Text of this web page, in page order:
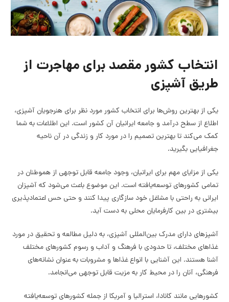
انتخاب کشور مقصد برای مهاجرت از
طریق آشپزی
یکی از بهترین روش‌ها برای انتخاب کشور مورد نظر برای هنرجویان آشپزی،
اطلاع از سطح درآمد و جامعه ایرانیان آن کشور است. این اطلاعات به شما
کمک می‌کند تا بهترین تصمیم را در مورد کار و زندگی در آن ناحیه
جغرافیایی بگیرید.
یکی از مزایای مهم برای ایرانیان، وجود جامعه قابل توجهی از هموطنان در
تمامی کشورهای توسعه‌یافته است. این موضوع باعث می‌شود که آشپزان
ایرانی به راحتی با مشاغل خود سازگاری پیدا کنند و حتی حس اعتمادپذیری
بیشتری در بین کارفرمایان محلی به دست آید.
آشپزهای دارای مدرک بین‌المللی آشپزی، به دلیل مطالعه و تحقیق در مورد
غذاهای مختلف، تا حدودی با فرهنگ و آداب و رسوم کشورهای مختلف
آشنا هستند. این آشنایی با انواع غذاها و مشروبات به عنوان نشانه‌های
فرهنگی، آنان را در محیط کار به مزیت قابل توجهی می‌انجامد.
کشورهایی مانند کانادا، استرالیا و آمریکا از جمله کشورهای توسعه‌یافته